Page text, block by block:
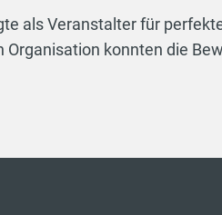
als Veranstalter für
konnten die